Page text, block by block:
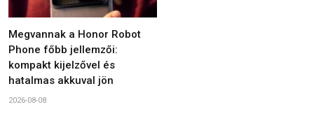
Megvannak a Honor Robot
Phone főbb jellemzői:
kompakt kijelzővel és
hatalmas akkuval jön
2026-08-08